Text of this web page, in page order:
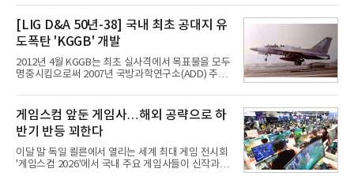
접어든 가운데 삼성전자는 AI 반도체를 중심으로 데
이터센터 생태계 공략을 강화하고 LG전자는 냉각솔
루션·전장·로봇 등 기업용 솔루션 사업 확대에 속도를
내고 있다.9일 업계에 따르면 LG전자는 2분기 생활가
전과 프리미엄 제품 경쟁력에 더해 B2B 사업 확대 효
과로 수익성을 방어한 반면 삼성전자는 디바이스경험
(DX) 부문의 TV·생활가전 수익성이 악화됐다. 대신 삼
사업 확대
[LIG D&A 50년-38] 국내 최초 공대지 유
도폭탄 'KGGB' 개발
2012년 4월 KGGB는 최초 실사격에서 목표물을 모두
명중시킴으로써 2007년 국방과학연구소(ADD) 주관
체로 참여했다. 체계개발에는 총 400여억 원의 개발
비와 62개월의 기간이 소요됐다. 한국형 GPS 유도폭
탄 KGGB(Korea GPS Guided Bomb)는 국내 최초
의 공대지 유도폭탄으로 2012년에 최종 전투용 적합
판정을 받았다.우리 공군이 운용하는 모든 전투기에
탑재할 수 있는 KGGB는 일반목적폭탄(General
Purpose Bomb)에 장착하여 운용토록 개발됐다.이
게임스컴 앞둔 게임사…해외 공략으로 하
반기 반등 꾀한다
이달 말 독일 쾰른에서 열리는 세계 최대 게임 전시회
'게임스컴 2026'에서 국내 주요 게임사들이 신작과 글